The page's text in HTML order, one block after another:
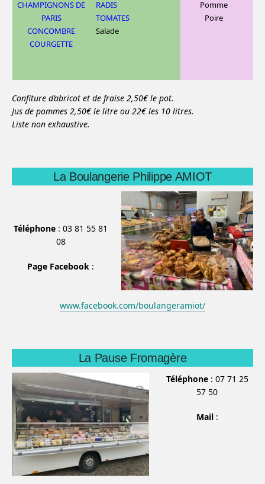
CHAMPIGNONS DE
PARIS
CONCOMBRE
COURGETTE
RADIS
TOMATES
Salade
Pomme
Poire
Confiture d’abricot et de fraise 2,50€ le pot.
Jus de pommes 2,50€ le litre ou 22€ les 10 litres.
Liste non exhaustive.
La Boulangerie Philippe AMIOT
Téléphone : 03 81 55 81
08
Page Facebook :
www.facebook.com/boulangeramiot/
La Pause Fromagère
Téléphone: 07 71 25
57 50
Mail: